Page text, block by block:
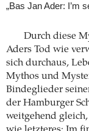
„Bas Jan Ader: I’m
Durch diese
Aders Tod wie
sich durchaus,
Mythos und
Bindeglieder
der Hamburger
weitgehend